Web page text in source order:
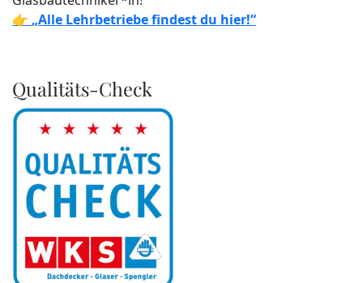
👉 „Alle Lehrbetriebe findest du hier!“
Qualitäts-Check